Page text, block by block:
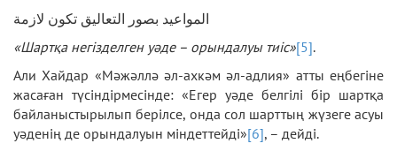
المواعيد بصور التعاليق تكون لازمة
«Шартқа негізделген уәде – орындалуы тиіс»[5].
Али Хайдар «Мәжәллә әл-ахкәм әл-адлия» атты еңбегіне
жасаған түсіндірмесінде: «Егер уәде белгілі бір шартқа
байланыстырылып берілсе, онда сол шарттың жүзеге асуы
уәденің де орындалуын міндеттейді»[6], – дейді.